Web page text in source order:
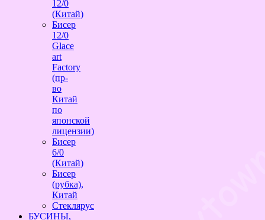
12/0
(Китай)
Бисер
12/0
Glace
art
Factory
(пр-
во
Китай
по
японской
лицензии)
Бисер
6/0
(Китай)
Бисер
(рубка),
Китай
Стеклярус
БУСИНЫ,